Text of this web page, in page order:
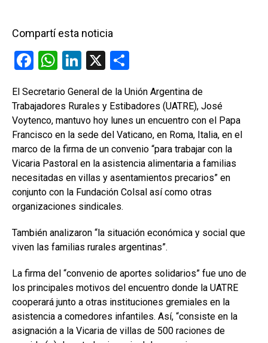
Compartí esta noticia
F
ce
b
o
o
k
W
at
s
A
p
p
Li
ke
dI
n
X
m
p
ar
tir
El Secretario General de la Unión Argentina de
Trabajadores Rurales y Estibadores (UATRE), José
Voytenco, mantuvo hoy lunes un encuentro con el Papa
Francisco en la sede del Vaticano, en Roma, Italia, en el
marco de la firma de un convenio “para trabajar con la
Vicaria Pastoral en la asistencia alimentaria a familias
necesitadas en villas y asentamientos precarios” en
conjunto con la Fundación Colsal así como otras
organizaciones sindicales.
También analizaron “la situación económica y social que
viven las familias rurales argentinas”.
La firma del “convenio de aportes solidarios” fue uno de
los principales motivos del encuentro donde la UATRE
cooperará junto a otras instituciones gremiales en la
asistencia a comedores infantiles. Así, “consiste en la
asignación a la Vicaria de villas de 500 raciones de